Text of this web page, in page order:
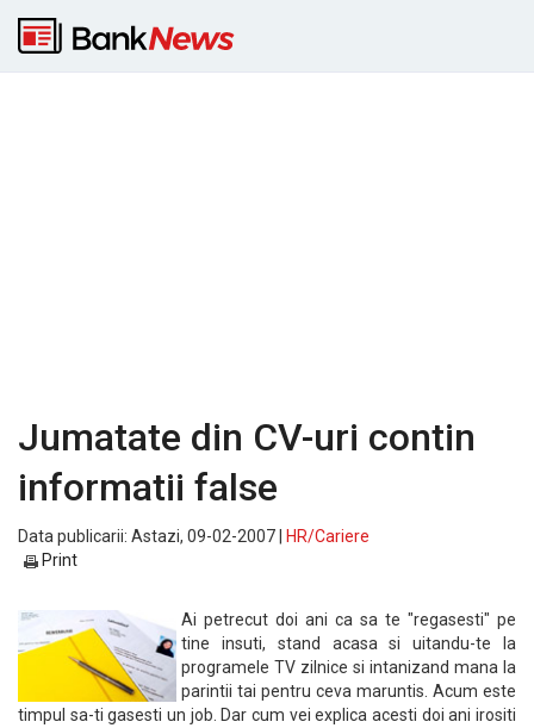
Jumatate din CV-uri contin
informatii false
Data publicarii: Astazi, 09-02-2007 |
HR/Cariere
Print
Ai petrecut doi ani ca sa te "regasesti" pe
tine insuti, stand acasa si uitandu-te la
programele TV zilnice si intanizand mana la
parintii tai pentru ceva maruntis. Acum este
timpul sa-ti gasesti un job. Dar cum vei explica acesti doi ani irositi